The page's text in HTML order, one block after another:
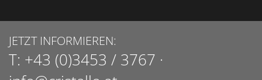
JETZT INFORMIEREN:
T: +43 (0)3453 / 3767 ·